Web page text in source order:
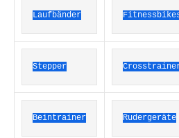
Laufbänder
Stepper
Beintrainer Rudergeräte